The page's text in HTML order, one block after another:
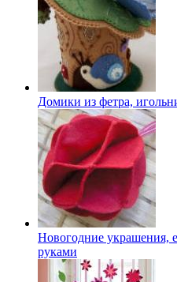
Домики из фетра,
Новогодние украшения,
руками